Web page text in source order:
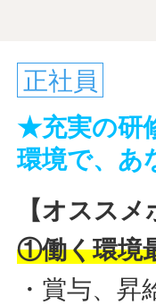
正社員
★充実の研
環境で、あ
【オススメ
①働く環境
・賞与、